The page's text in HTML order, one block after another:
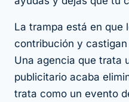
La trampa está en que
contribución y
Una agencia que trata
publicitario acaba
trata como un evento